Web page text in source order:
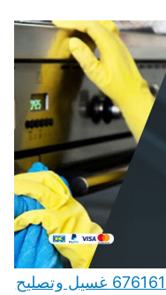
تنظيف طباخات مزارع الوفرة 67616123 غسيل وتصليح